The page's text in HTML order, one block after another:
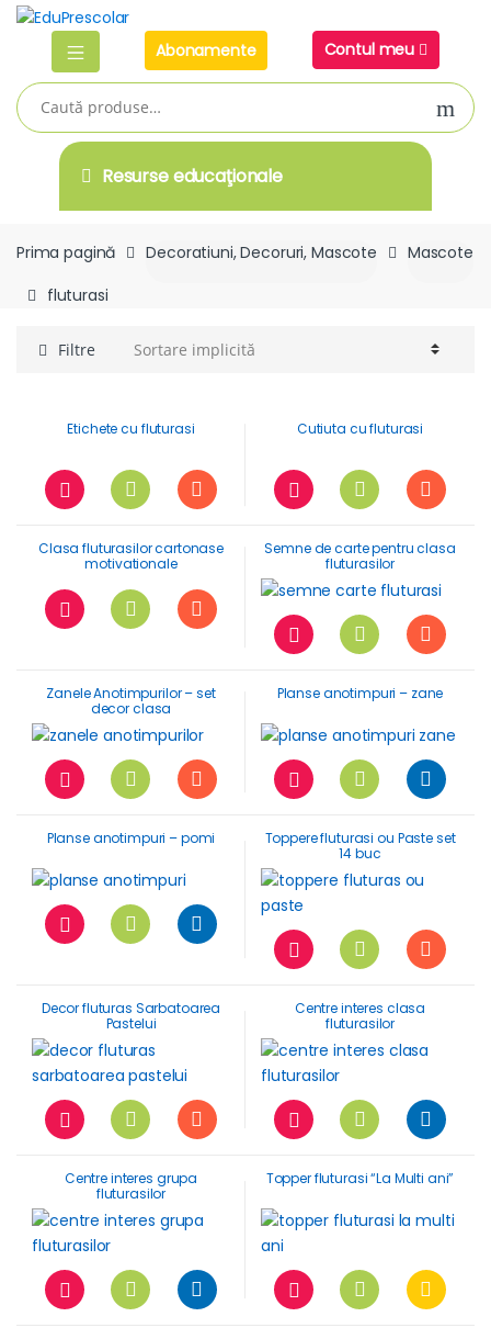
Skip
navigation
Skip
Abonamente
Contul meu
Caută
după:
Resurse educaţionale
Prima pagină Decoratiuni, Decoruri, Mascote
Mascote
fluturasi
Filtre
Etichete cu fluturasi Cutiuta cu fluturasi
Clasa fluturasilor cartonase
motivationale
Semne de carte pentru clasa
fluturasilor
Zanele Anotimpurilor – set
decor clasa
Planse anotimpuri – zane
Planse anotimpuri – pomi
Toppere fluturasi ou Paste set
14 buc
Decor fluturas Sarbatoarea
Pastelui
Centre interes clasa
fluturasilor
Centre interes grupa
fluturasilor
Topper fluturasi “La Multi ani”